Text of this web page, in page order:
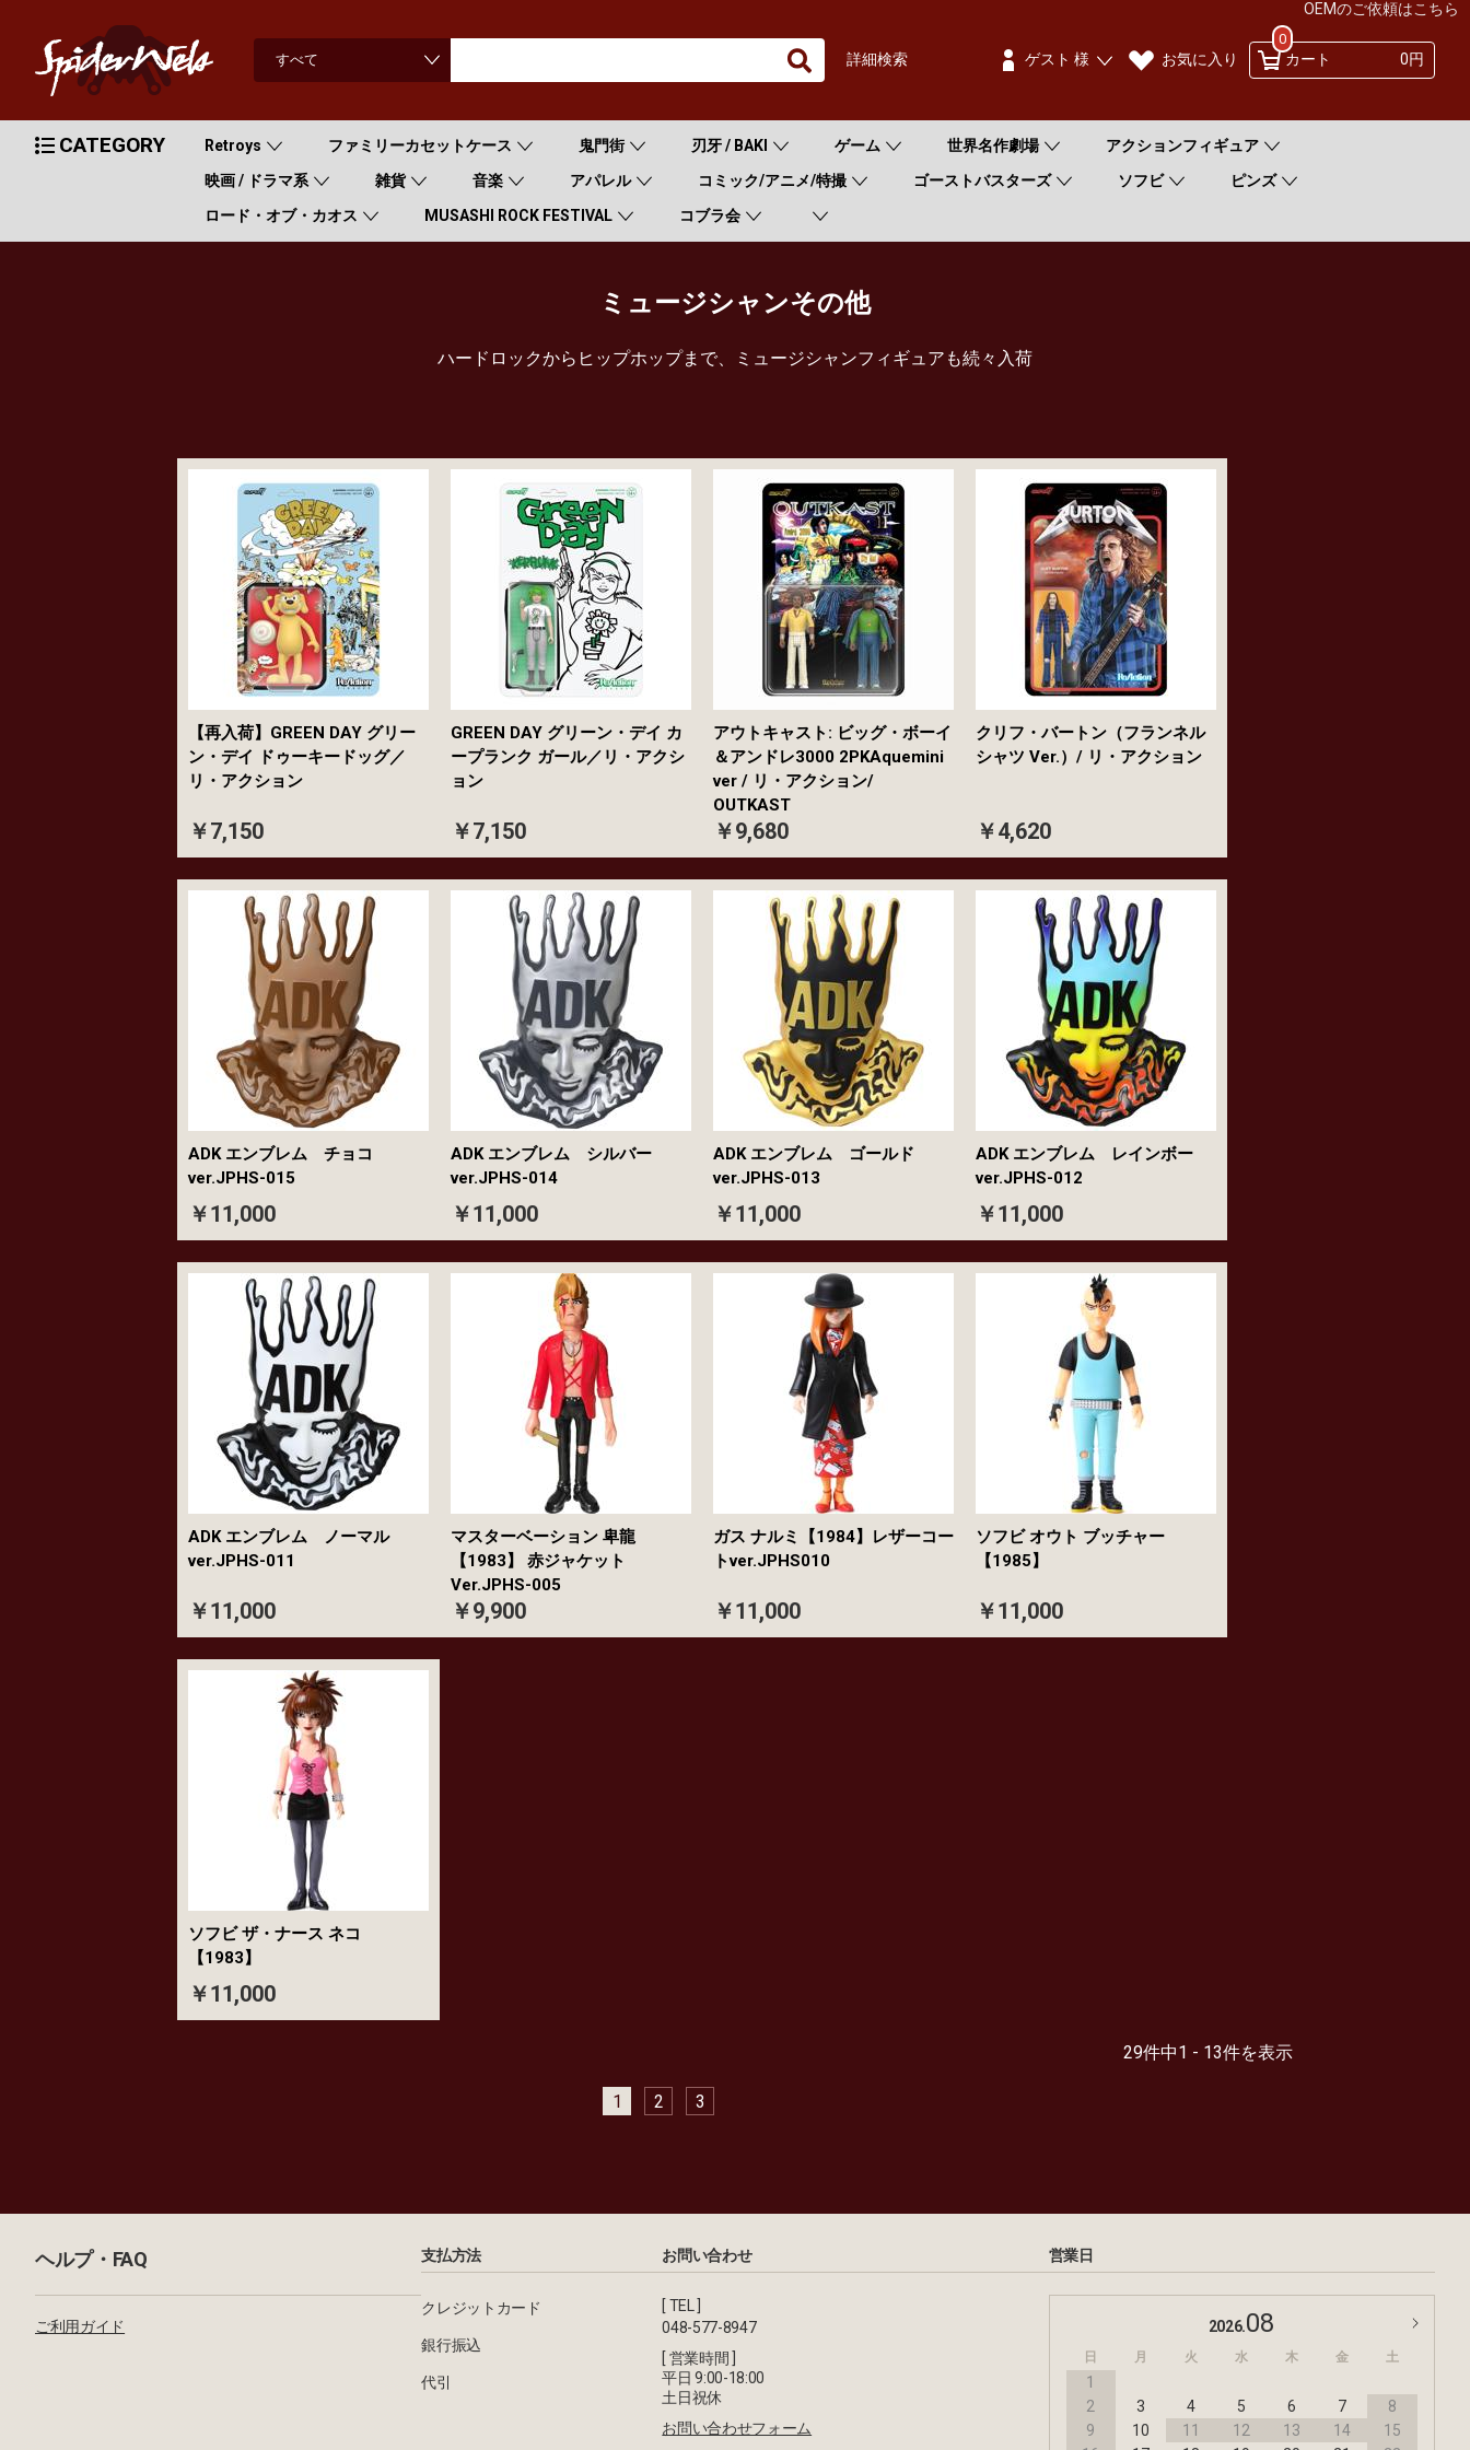
OEMのご依頼はこちら
詳細検索 ゲスト 様 お気に入り カート 0円
0
CATEGORY Retroys ファミリーカセットケース 鬼門街 刃牙 / BAKI ゲーム 世界名作劇場
アクションフィギュア
映画 / ドラマ系
雑貨 音楽 アパレル コミック/アニメ/特撮 ゴーストバスターズ ソフビ
ピンズ
ロード・オブ・カオス
MUSASHI ROCK FESTIVAL コブラ会
ミュージシャンその他
ハードロックからヒップホップまで、ミュージシャンフィギュアも続々入荷
【再入荷】GREEN DAY グリー
ン・デイ ドゥーキードッグ／
リ・アクション
￥7,150
GREEN DAY グリーン・デイ カ
ープランク ガール／リ・アクシ
ョン
￥7,150
アウトキャスト: ビッグ・ボーイ
＆アンドレ3000 2PKAquemini
ver / リ・アクション/
OUTKAST
￥9,680
クリフ・バートン（フランネル
シャツ Ver.）/ リ・アクション
￥4,620
ADK エンブレム チョコ
ver.JPHS-015
￥11,000
ADK エンブレム シルバー
ver.JPHS-014
￥11,000
ADK エンブレム ゴールド
ver.JPHS-013
￥11,000
ADK エンブレム レインボー
ver.JPHS-012
￥11,000
ADK エンブレム ノーマル
ver.JPHS-011
￥11,000
マスターベーション 卑龍
【1983】 赤ジャケット
Ver.JPHS-005
￥9,900
ガス ナルミ【1984】レザーコー
トver.JPHS010
￥11,000
ソフビ オウト ブッチャー
【1985】
￥11,000
ソフビ ザ・ナース ネコ
【1983】
￥11,000
29件中1 - 13件を表示
1 2 3
ヘルプ・FAQ
ご利用ガイド
支払方法
クレジットカード
銀行振込
代引
お問い合わせ
[ TEL ]
048-577-8947
[ 営業時間 ]
平日 9:00-18:00
土日祝休
お問い合わせフォーム
営業日
2026.08
日 月 火 水 木 金 土
1
2
3 4 5 6 7
8
9
10 11 12 13 14
15